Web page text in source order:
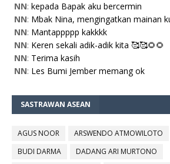
NN: kepada Bapak aku bercermin
NN: Mbak Nina, mengingatkan mainan
NN: Mantappppp kakkkk
NN: Keren sekali adik-adik kita 🥰🥰🌻🌻
NN: Terima kasih
NN: Les Bumi Jember memang ok
SASTRAWAN ASEAN
AGUS NOOR ARSWENDO ATMOWILOTO
BUDI DARMA
DADANG ARI MURTONO